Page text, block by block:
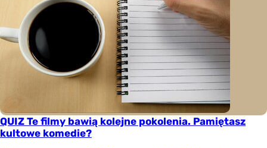
QUIZ Te filmy bawią kolejne pokolenia. Pamiętasz
kultowe komedie?